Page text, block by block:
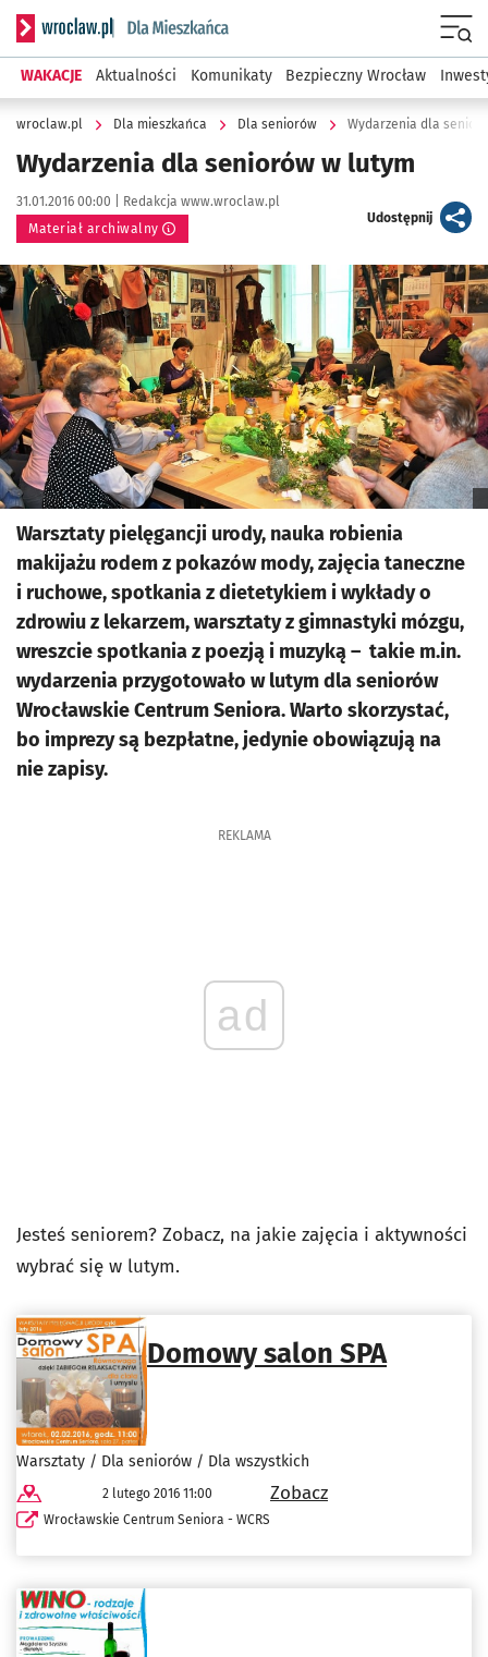
Serwis informacyjny wroclaw.pl podserwis: Dla mieszkańca
WAKACJE Aktualności Komunikaty Bezpieczny Wrocław
wroclaw.pl Dla mieszkańca Dla seniorów Wydarzenia dla
Wydarzenia dla seniorów w lutym
Data publikacji:
31.01.2016 00:00 | Autor:
Redakcja www.wroclaw.pl
Materiał archiwalny
Udostępnijartykuł
Kliknij, aby powiększyć
Warsztaty pielęgancji urody, nauka robienia
makijażu rodem z pokazów mody, zajęcia taneczne
i ruchowe, spotkania z dietetykiem i wykłady o
zdrowiu z lekarzem, warsztaty z gimnastyki mózgu,
wreszcie spotkania z poezją i muzyką – takie m.in.
wydarzenia przygotowało w lutym dla seniorów
Wrocławskie Centrum Seniora. Warto skorzystać,
bo imprezy są bezpłatne, jedynie obowiązują na
nie zapisy.
REKLAMA
ad
Jesteś seniorem? Zobacz, na jakie zajęcia i aktywności
wybrać się w lutym.
Domowy salon SPA
Warsztaty / Dla seniorów / Dla wszystkich
2 lutego 2016 11:00
Wrocławskie Centrum Seniora - WCRS
Zobacz